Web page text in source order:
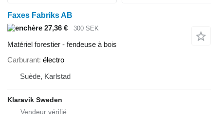
Faxes Fabriks AB
27,36 €
300 SEK
Matériel forestier - fendeuse à bois
Carburant électro
Suède, Karlstad
Klaravik Sweden